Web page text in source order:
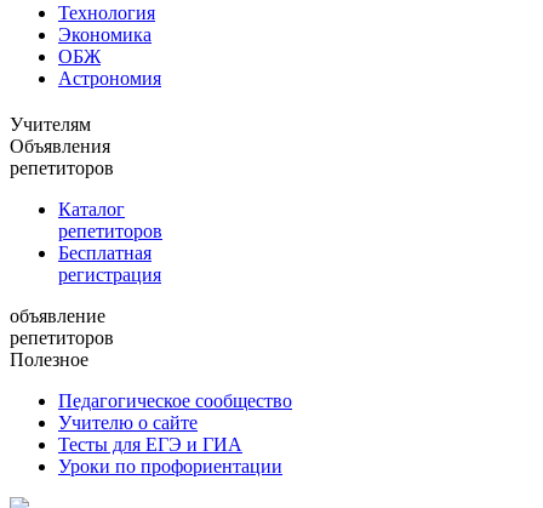
Технология
Экономика
ОБЖ
Астрономия
Учителям
Объявления
репетиторов
Каталог
репетиторов
Бесплатная
регистрация
объявление
репетиторов
Полезное
Педагогическое сообщество
Учителю о сайте
Тесты для ЕГЭ и ГИА
Уроки по профориентации